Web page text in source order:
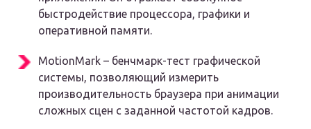
быстродействие процессора, графики и
оперативной памяти.
MotionMark – бенчмарк-тест графической
системы, позволяющий измерить
производительность браузера при анимации
сложных сцен с заданной частотой кадров.